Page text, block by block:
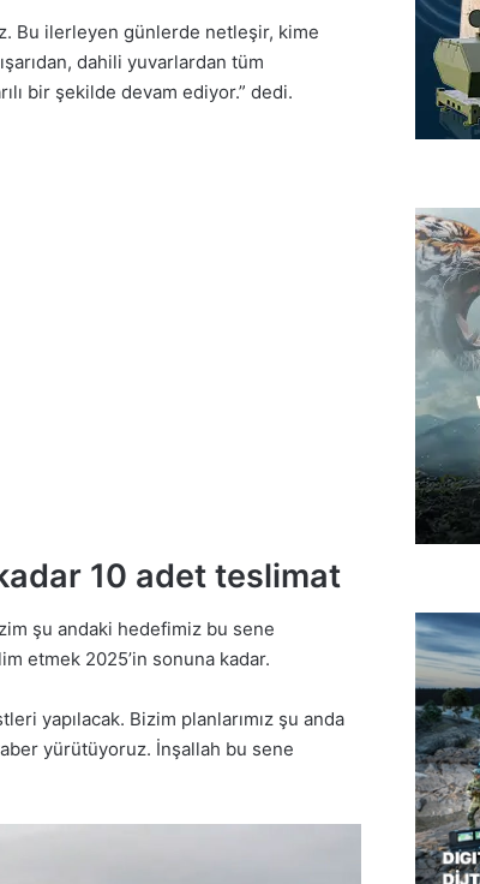
Bu ilerleyen günlerde netleşir, kime
dahili yuvarlardan tüm
bir şekilde devam ediyor.” dedi.
10 adet teslimat
şu andaki hedefimiz bu sene
etmek 2025’in sonuna kadar.
yapılacak. Bizim planlarımız şu anda
yürütüyoruz. İnşallah bu sene